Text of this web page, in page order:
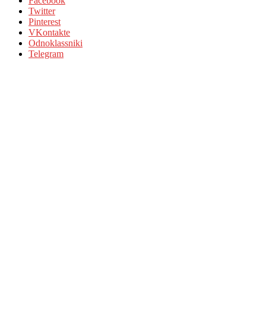
Twitter
Pinterest
VKontakte
Odnoklassniki
Telegram